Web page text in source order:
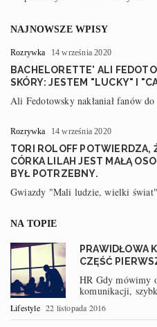
NAJNOWSZE WPISY
Rozrywka 14 września 2020
BACHELORETTE' ALI
SKÓRY: JESTEM "LUCKY" I
Ali Fedotowsky nakłaniał fanów
Rozrywka 14 września 2020
TORI ROLOFF POTWIERDZA,
CÓRKA LILAH JEST MAŁĄ
BYŁ POTRZEBNY.
Gwiazdy "Mali ludzie, wielki
NA TOPIE
PRAWIDŁOWA
CZĘŚĆ
HR Gdy mówimy
komunikacji,
Lifestyle 22 listopada 2016